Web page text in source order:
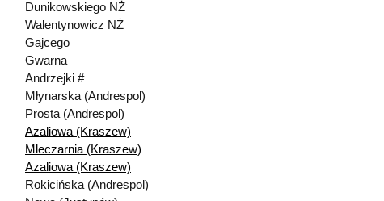
Dunikowskiego NŻ
Walentynowicz NŻ
Gajcego
Gwarna
Andrzejki #
Młynarska (Andrespol)
Prosta (Andrespol)
Azaliowa (Kraszew)
Mleczarnia (Kraszew)
Azaliowa (Kraszew)
Rokicińska (Andrespol)